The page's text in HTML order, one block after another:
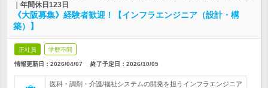
｜年間休日123日
《大阪募集》経験者歓迎！【インフラエンジニア（設計・構
築）】
正社員 学歴不問
情報更新日：2026/04/07 終了予定日： 2026/10/05
医科・調剤・介護/福祉システムの開発を担うインフラエンジニア